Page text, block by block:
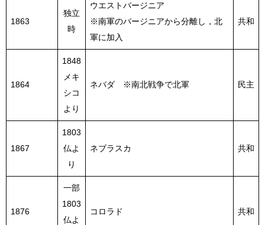
1863
独立
時
ウエストバージニア
※南軍のバージニアから分離し，北
軍に加入
共和
1864
1848
メキ
シコ
より
ネバダ ※南北戦争で北軍 民主
1867
1803
仏よ
り
ネブラスカ 共和
1876
一部
1803
仏よ
コロラド 共和